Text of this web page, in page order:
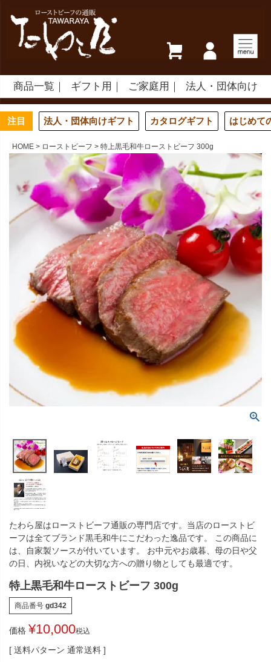
商品一覧 ギフト用 ご家庭用 法人・団体向け
注目 法人・団体向けギフト カタログギフト はじめて
HOME ローストビーフ 特上黒毛和牛ローストビーフ 300g
たわら屋はローストビーフ通販の専門店です。当店のローストビ
ーフは全てブランド黒毛和牛にこだわった逸品です。 この商品に
は、自家製ソースが付いています。 お中元やお歳暮、母の日や父
の日、内祝いなどの大切な方への贈り物としても最適です。
特上黒毛和牛ローストビーフ 300g
商品番号 gd342
価格 ¥10,000税込
送料パターン 通常送料